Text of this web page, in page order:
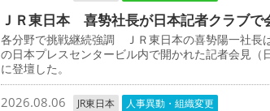
ＪＲ東日本 喜㔟社長が日本記者クラブで
各分野で挑戦継続強調 ＪＲ東日本の喜㔟陽一社長
の日本プレスセンタービル内で開かれた記者会見（
に登壇した。
2026.08.06 JR東日本 人事異動・組織変更